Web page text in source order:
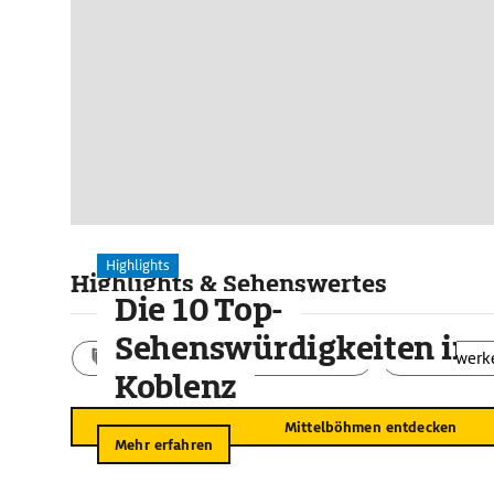
Highlights & Sehenswertes
Aktivitäten Landschaft
Mittelböhmen entdecken
Highlights
Die 10 Top-
Sehenswürdigkeiten in
Koblenz
Mehr erfahren